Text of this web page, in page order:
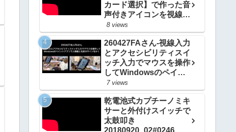
カード選択】で作った音
声付きアイコンを視線入
力で選択して自分の意思
を伝える
20250412_#0967
8 views
260427FAさん-視線入力
とアクセシビリティスイ
ッチ入力でマウスを操作
してWindowsのペイン
トアプリで人物画と名前
のサインをかく
20260503_ #1081
7 views
乾電池式カプチーノミキ
サーと外付けスイッチで
太鼓叩き